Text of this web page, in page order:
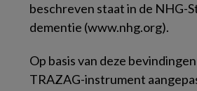
beschreven staat in de NHG-
dementie (www.nhg.org).
Op basis van deze
TRAZAG-instrument